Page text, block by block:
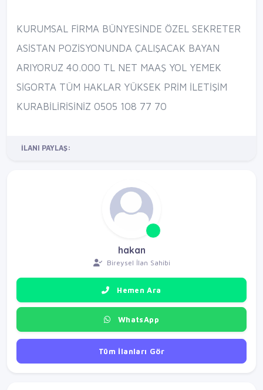
KURUMSAL FİRMA BÜNYESİNDE ÖZEL SEKRETER
ASİSTAN POZİSYONUNDA ÇALIŞACAK BAYAN
ARIYORUZ 40.000 TL NET MAAŞ YOL YEMEK
SİGORTA TÜM HAKLAR YÜKSEK PRİM İLETİŞİM
KURABİLİRİSİNİZ 0505 108 77 70
İLANI PAYLAŞ:
hakan
Bireysel İlan Sahibi
Hemen Ara
WhatsApp
Tüm İlanları Gör